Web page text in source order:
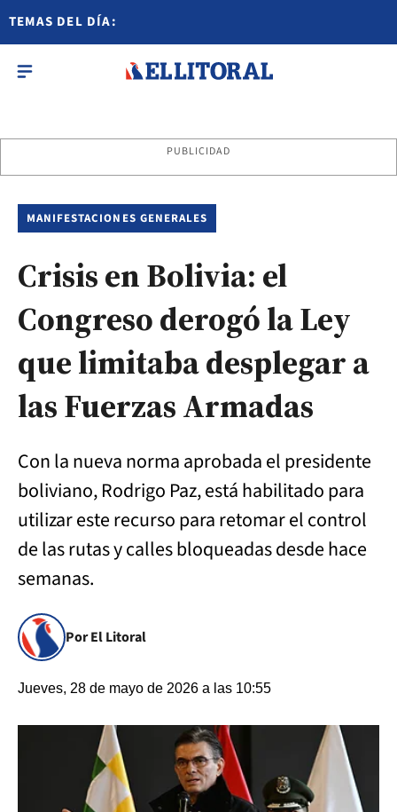
TEMAS DEL DÍA:
PUBLICIDAD
MANIFESTACIONES GENERALES
Crisis en Bolivia: el
Congreso derogó la Ley
que limitaba desplegar a
las Fuerzas Armadas
Con la nueva norma aprobada el presidente
boliviano, Rodrigo Paz, está habilitado para
utilizar este recurso para retomar el control
de las rutas y calles bloqueadas desde hace
semanas.
Por El Litoral
Jueves, 28 de mayo de 2026 a las 10:55